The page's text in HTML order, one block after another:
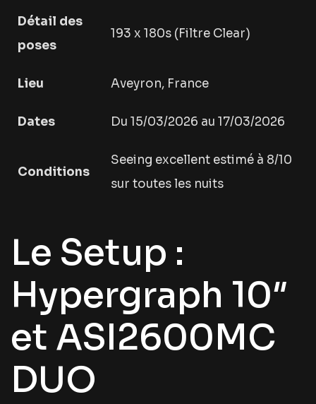
Détail des
poses
193 x 180s (Filtre Clear)
Lieu Aveyron, France
Dates Du 15/03/2026 au 17/03/2026
Conditions
Seeing excellent estimé à 8/10
sur toutes les nuits
Le Setup :
Hypergraph 10″
et ASI2600MC
DUO